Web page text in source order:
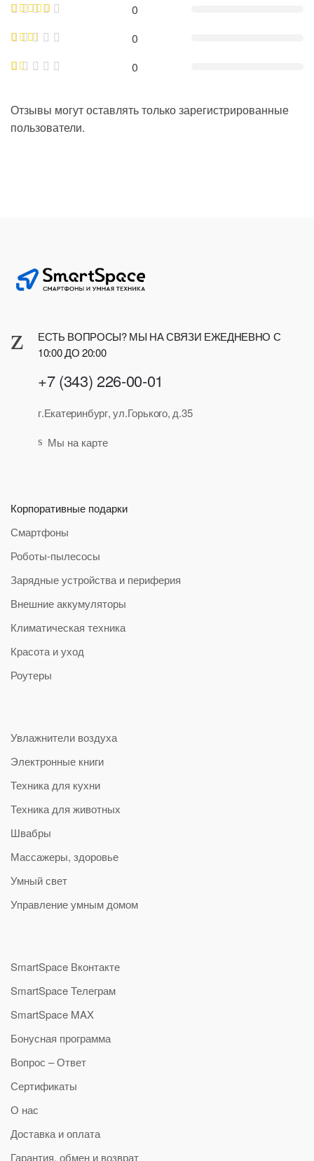
0
0
0
Отзывы могут оставлять только зарегистрированные
пользователи.
ЕСТЬ ВОПРОСЫ? МЫ НА СВЯЗИ ЕЖЕДНЕВНО С
10:00 ДО 20:00
+7 (343) 226-00-01
г.Екатеринбург, ул.Горького, д.35
Мы на карте
Корпоративные подарки
Смартфоны
Роботы-пылесосы
Зарядные устройства и периферия
Внешние аккумуляторы
Климатическая техника
Красота и уход
Роутеры
Увлажнители воздуха
Электронные книги
Техника для кухни
Техника для животных
Швабры
Массажеры, здоровье
Умный свет
Управление умным домом
SmartSpace Вконтакте
SmartSpace Телеграм
SmartSpace MAX
Бонусная программа
Вопрос – Ответ
Сертификаты
О нас
Доставка и оплата
Гарантия, обмен и возврат